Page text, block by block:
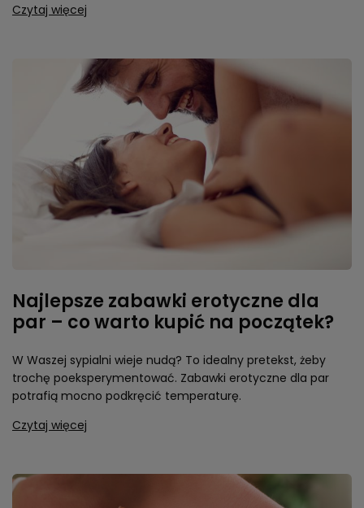
Czytaj więcej
Najlepsze zabawki erotyczne dla
par – co warto kupić na początek?
W Waszej sypialni wieje nudą? To idealny pretekst, żeby
trochę poeksperymentować. Zabawki erotyczne dla par
potrafią mocno podkręcić temperaturę.
Czytaj więcej